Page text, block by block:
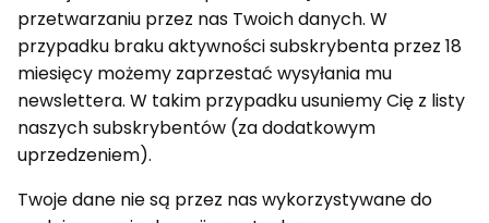
przetwarzaniu przez nas Twoich danych. W
przypadku braku aktywności subskrybenta przez 18
miesięcy możemy zaprzestać wysyłania mu
newslettera. W takim przypadku usuniemy Cię z listy
naszych subskrybentów (za dodatkowym
uprzedzeniem).
Twoje dane nie są przez nas wykorzystywane do